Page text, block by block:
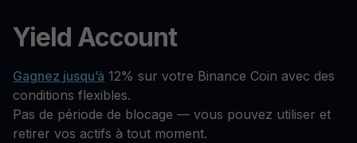
Yield Account
Gagnez jusqu’à 12% sur votre Binance Coin avec des
conditions flexibles.
Pas de période de blocage — vous pouvez utiliser et
retirer vos actifs à tout moment.